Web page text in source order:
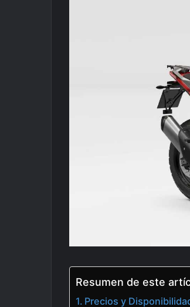
Resumen de este
Precios y